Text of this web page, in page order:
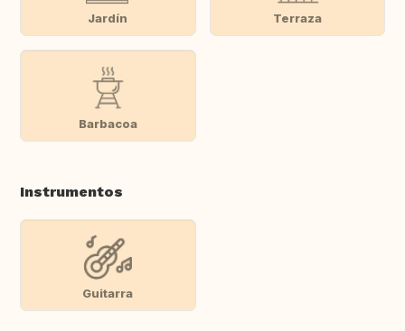
Jardín Terraza
Barbacoa
Instrumentos
Guitarra